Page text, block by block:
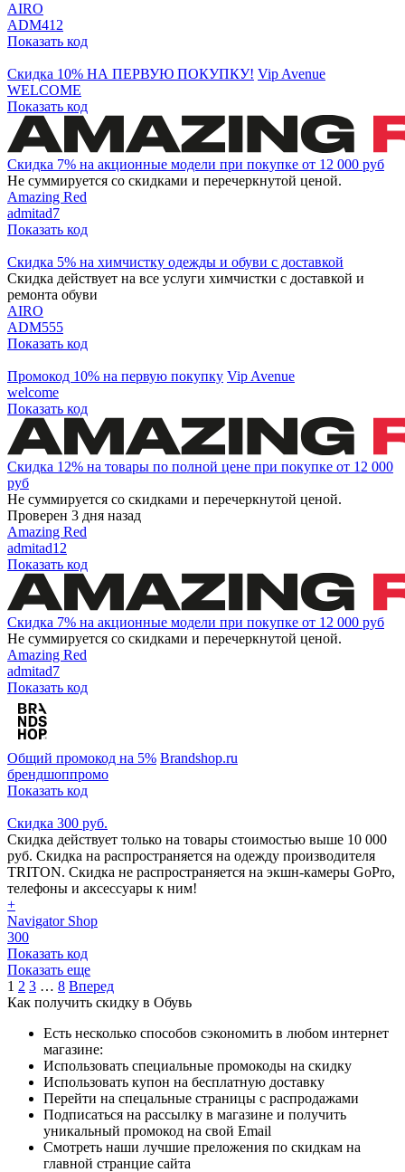
AIRO
ADM412
Показать код
Скидка 10% НА ПЕРВУЮ ПОКУПКУ! Vip Avenue
WELCOME
Показать код
Скидка 7% на акционные модели при покупке от 12 000 руб
Не суммируется со скидками и перечеркнутой ценой.
Amazing Red
admitad7
Показать код
Скидка 5% на химчистку одежды и обуви с доставкой
Скидка действует на все услуги химчистки с доставкой и
ремонта обуви
AIRO
ADM555
Показать код
Промокод 10% на первую покупку Vip Avenue
welcome
Показать код
Скидка 12% на товары по полной цене при покупке от 12 000
руб
Не суммируется со скидками и перечеркнутой ценой.
Проверен 3 дня назад
Amazing Red
admitad12
Показать код
Скидка 7% на акционные модели при покупке от 12 000 руб
Не суммируется со скидками и перечеркнутой ценой.
Amazing Red
admitad7
Показать код
Общий промокод на 5% Brandshop.ru
брендшоппромо
Показать код
Скидка 300 руб.
Скидка действует только на товары стоимостью выше 10 000
руб. Скидка на распространяется на одежду производителя
TRITON. Скидка не распространяется на экшн-камеры GoPro,
телефоны и аксессуары к ним!
+
Navigator Shop
300
Показать код
Показать еще
1 2 3 … 8 Вперед
Как получить скидку в Обувь
Есть несколько способов сэкономить в любом интернет
магазине:
Использовать специальные промокоды на скидку
Использовать купон на бесплатную доставку
Перейти на спецальные страницы с распродажами
Подписаться на рассылку в магазине и получить
уникальный промокод на свой Email
Смотреть наши лучшие преложения по скидкам на
главной странцие сайта